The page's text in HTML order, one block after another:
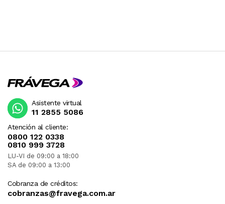
Atención al cliente:
0800 122 0338
0810 999 3728
LU-VI de 09:00 a 18:00
SA de 09:00 a 13:00
Cobranza de créditos:
cobranzas@fravega.com.ar
Asistente virtual
11 2855 5086